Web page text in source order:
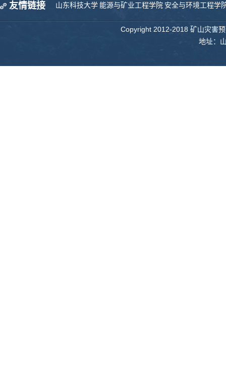
友情链接 山东科技大学 能源与矿业工程学院 安全与环境工程学
Copyright 2012-2018 矿山灾害
地址：